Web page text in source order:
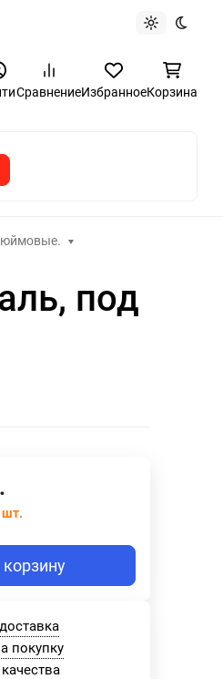
Светлая
СравнениеИзбранноеКорзина
под
шт.
корзину
покупку